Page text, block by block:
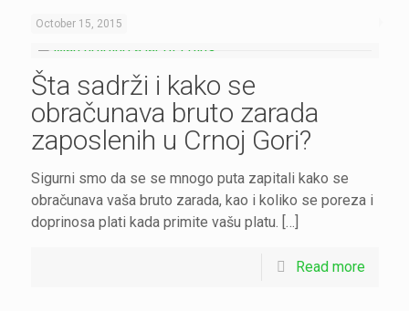
October 15, 2015
Šta sadrži i kako se
obračunava bruto zarada
zaposlenih u Crnoj Gori?
Sigurni smo da se se mnogo puta zapitali kako se
obračunava vaša bruto zarada, kao i koliko se poreza i
doprinosa plati kada primite vašu platu. […]
Read more